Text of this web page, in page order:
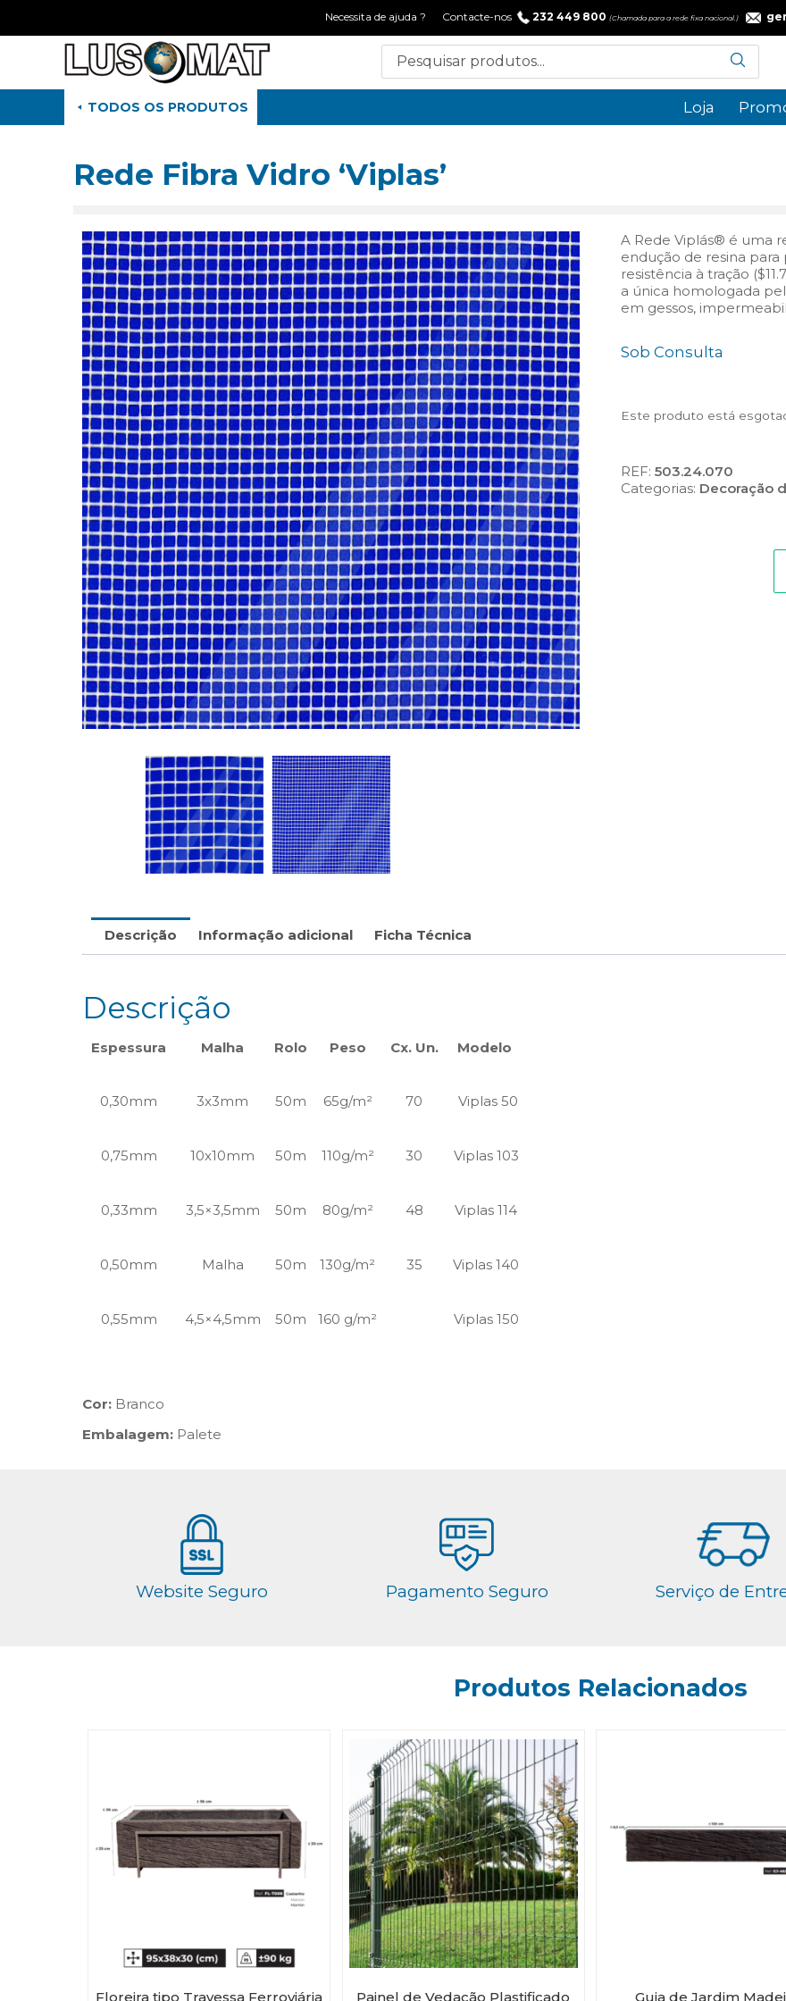
Necessita de ajuda ? Contacte-nos 232 449 800 (Chamada para a rede fixa nacional.)
TODOS OS PRODUTOS Loja
Rede Fibra Vidro ‘Viplas’
A Rede Viplás® é uma
endução de resina
resistência à tração
a única homologada
em gessos,
Sob Consulta
Este produto está
REF:503.24.070
Categorias: Decoração
Descrição Informação adicional Ficha Técnica
Descrição
Espessura Malha Rolo Peso Cx. Un. Modelo
0,30mm 3x3mm 50m 65g/m² 70 Viplas 50
0,75mm 10x10mm 50m 110g/m² 30 Viplas 103
0,33mm 3,5×3,5mm 50m 80g/m² 48 Viplas 114
0,50mm Malha 50m 130g/m² 35 Viplas 140
0,55mm 4,5×4,5mm 50m 160 g/m² Viplas 150
Cor: Branco
Embalagem: Palete
Website Seguro Pagamento Seguro Serviço de
Produtos Relacionados
Floreira tipo Travessa Ferroviária
Painel de Vedação Plastificado
Guia de Jardim